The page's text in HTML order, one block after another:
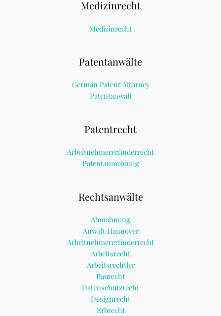
Medizinrecht
Medizinrecht
Patentanwälte
German Patent Attorney
Patentanwalt
Patentrecht
Arbeitnehmererfinderrecht
Patentanmeldung
Rechtsanwälte
Abmahnung
Anwalt Hannover
Arbeitnehmererfinderrecht
Arbeitsrecht
Arbeitsrechtler
Baurecht
Datenschutzrecht
Designrecht
Erbrecht